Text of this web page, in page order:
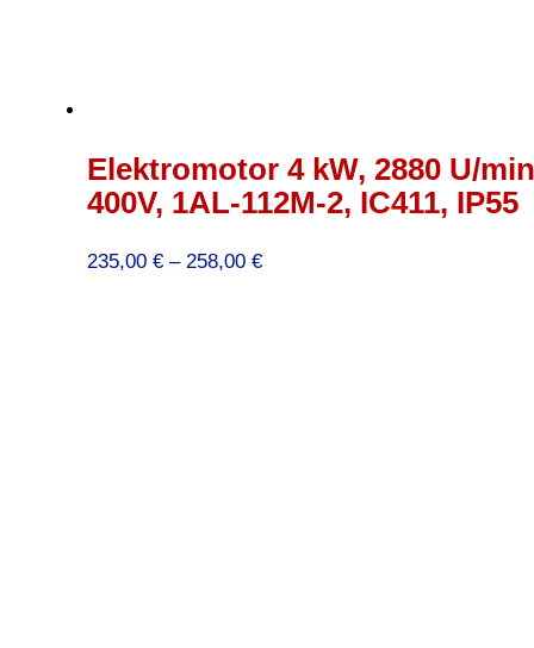
Elektromotor 4 kW, 2880 U/
400V, 1AL-112M-2, IC411, IP55
235,00 € – 258,00 €Preisspanne: